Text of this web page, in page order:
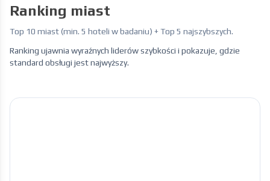
Ranking miast
Top 10 miast (min. 5 hoteli w badaniu) + Top 5 najszybszych.
Ranking ujawnia wyraźnych liderów szybkości i pokazuje, gdzie
standard obsługi jest najwyższy.